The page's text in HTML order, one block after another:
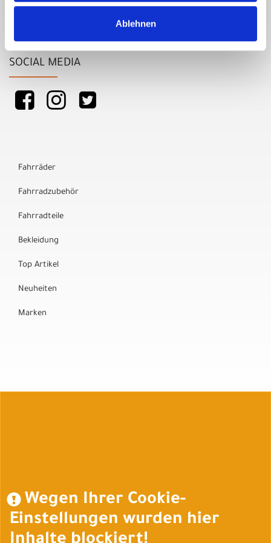
Ablehnen
SOCIAL MEDIA
Fahrräder
Fahrradzubehör
Fahrradteile
Bekleidung
Top Artikel
Neuheiten
Marken
Wegen Ihrer Cookie-
Einstellungen wurden hier